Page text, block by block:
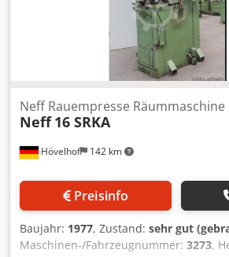
Hövelhof 142 km
Neff Rauempresse Räummaschine
Neff 16 SRKA
Preisinfo
Baujahr: 1977, Zustand: sehr gut
Maschinen-/Fahrzeugnummer: 3273,